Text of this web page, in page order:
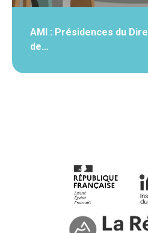
AMI : Présidences du
de…